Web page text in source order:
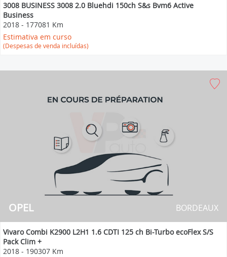
3008 BUSINESS 3008 2.0 Bluehdi 150ch S&s Bvm6 Active
Business
2018 - 177081 Km
Estimativa em curso
(Despesas de venda incluídas)
OPEL BORDEAUX
Vivaro Combi K2900 L2H1 1.6 CDTI 125 ch Bi-Turbo ecoFlex S/S
Pack Clim +
2018 - 190307 Km